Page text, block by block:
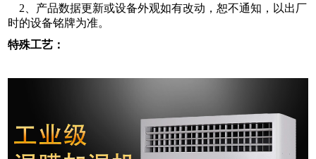
2、产品数据更新或设备外观如有改动，恕不通知，以出厂
时的设备铭牌为准。
特殊工艺：